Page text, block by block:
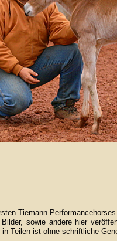
Tiemann Performancehorses
sowie andere hier
Teilen ist ohne schriftliche